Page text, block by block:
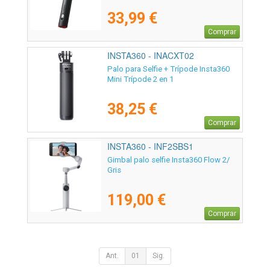
33,99 €
Comprar
INSTA360 - INACXT02
Palo para Selfie + Trípode Insta360
Mini Trípode 2 en 1
38,25 €
Comprar
INSTA360 - INF2SBS1
Gimbal palo selfie Insta360 Flow 2/
Gris
119,00 €
Comprar
Ant. 01 Sig.